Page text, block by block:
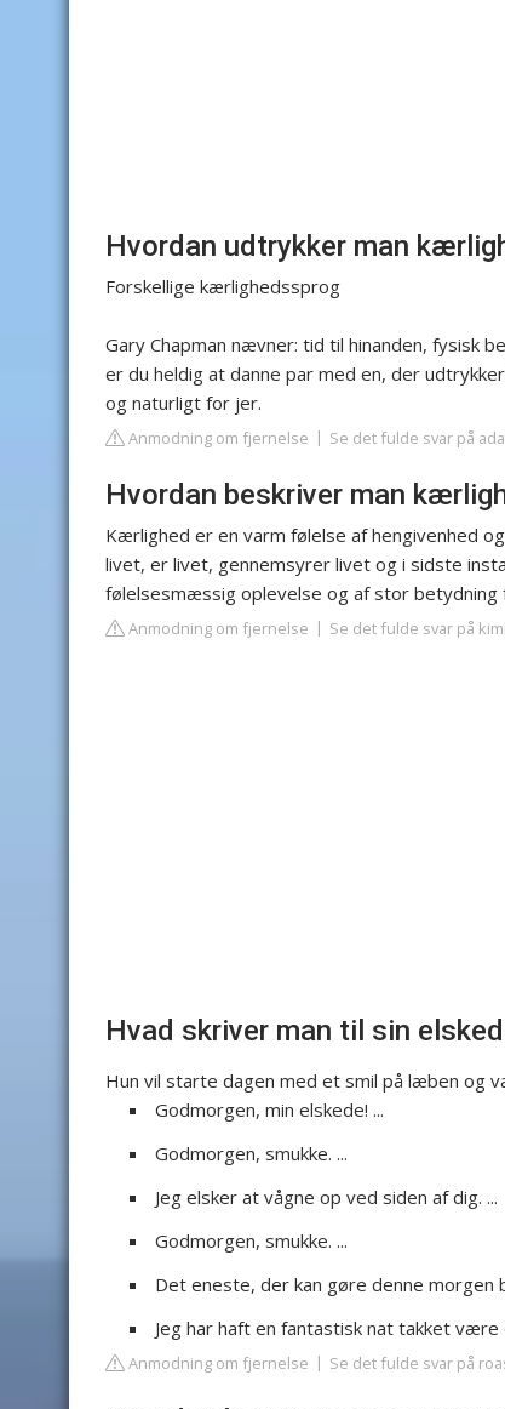
Hvordan udtrykker man
Forskellige kærlighedssprog
Gary Chapman nævner: tid til hinanden, fysisk
er du heldig at danne par med en, der
og naturligt for jer.
Anmodning om fjernelse Se det fulde svar på
Hvordan beskriver man
Kærlighed er en varm følelse af hengivenhed
livet, er livet, gennemsyrer livet og i sidste
følelsesmæssig oplevelse og af stor betydning
Anmodning om fjernelse Se det fulde svar på
Hvad skriver man til sin
Hun vil starte dagen med et smil på læben og
Godmorgen, min elskede! ...
Godmorgen, smukke. ...
Jeg elsker at vågne op ved siden af dig. ...
Godmorgen, smukke. ...
Det eneste, der kan gøre denne morgen
Jeg har haft en fantastisk nat takket være
Anmodning om fjernelse Se det fulde svar på